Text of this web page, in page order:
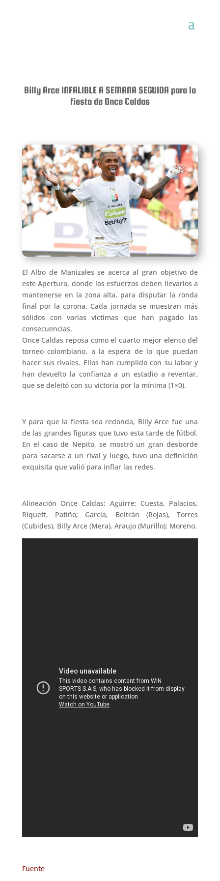
Billy Arce INFALIBLE A SEMANA SEGUIDA para la
fiesta de Once Caldas
El Albo de Manizales se acerca al gran objetivo de
este Apertura, donde los esfuerzos deben llevarlos a
mantenerse en la zona alta, para disputar la ronda
final por la corona. Cada jornada se muestran más
sólidos con varias víctimas que han pagado las
consecuencias.
Once Caldas reposa como el cuarto mejor elenco del
torneo colombiano, a la espera de lo que puedan
hacer sus rivales. Ellos han cumplido con su labor y
han devuelto la confianza a un estadio a reventar,
que se deleitó con su victoria por la mínima (1×0).
Y para que la fiesta sea redonda, Billy Arce fue una
de las grandes figuras que tuvo esta tarde de fútbol.
En el caso de Nepito, se mostró un gran desborde
para sacarse a un rival y luego, tuvo una definición
exquisita que valió para inflar las redes.
Alineación Once Caldas: Aguirre; Cuesta, Palacios,
Riquett, Patíño; García, Beltrán (Rojas), Torres
(Cubides), Billy Arce (Mera), Araujo (Murillo); Moreno.
Fuente